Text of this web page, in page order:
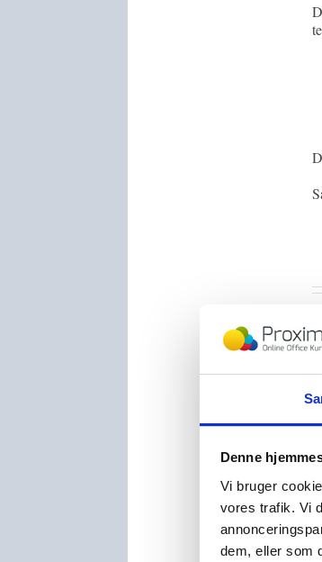
Denne
Vi bruger
vores trafik. Vi
dem, eller som